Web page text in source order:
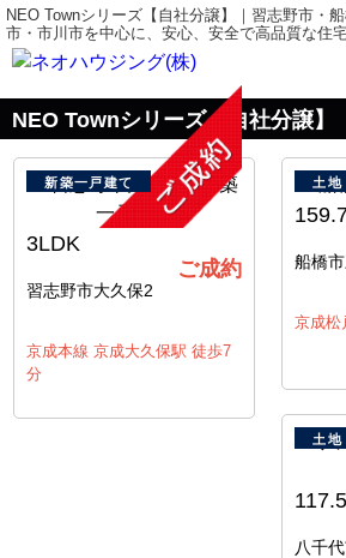
NEO Townシリーズ【自社分譲】｜習志野市・
市・市川市を中心に、安心、安全で高品質な住
NEO Townシリーズ【自社分譲】
新築一戸建て
3LDK
ご成約
習志野市大久保2
京成本線 京成大久保駅 徒歩7
分
土地
船橋
京成松
土地
八千